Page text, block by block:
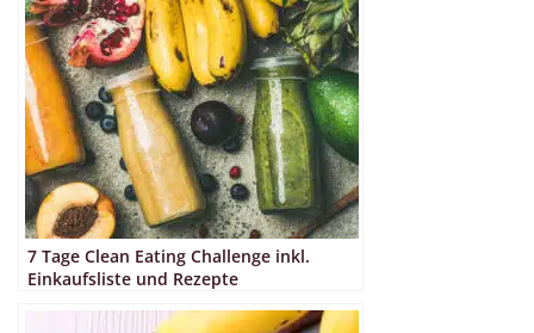
7 Tage Clean Eating Challenge inkl.
Einkaufsliste und Rezepte